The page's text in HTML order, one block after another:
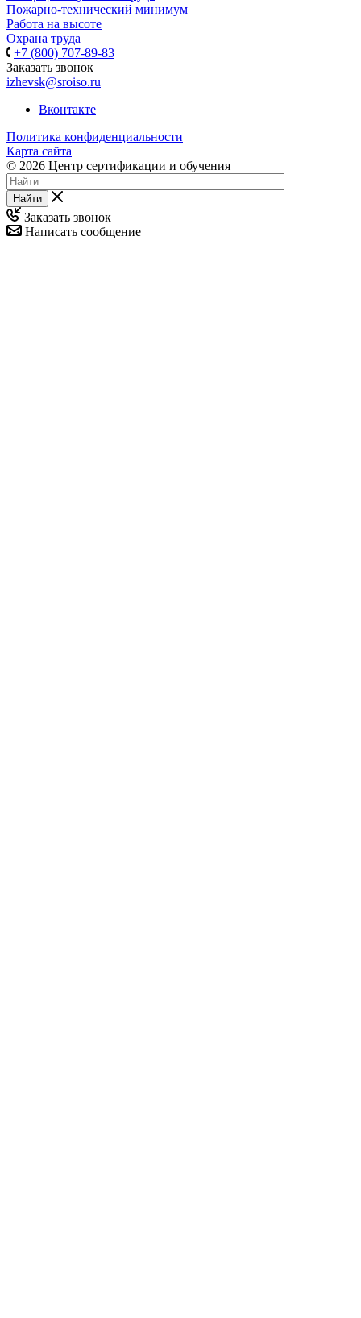
Пожарно-технический минимум
Работа на высоте
Охрана труда
+7 (800) 707-89-83
Заказать звонок
izhevsk@sroiso.ru
Вконтакте
Политика конфиденциальности
Карта сайта
© 2026 Центр сертификации и обучения
Найти
Заказать звонок
Написать сообщение